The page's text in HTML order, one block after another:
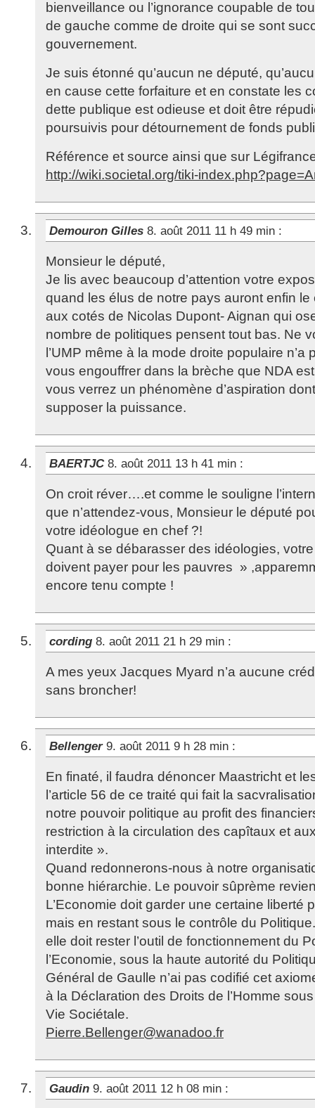
bienveillance ou l’ignorance coupable de
de gauche comme de droite qui se sont
gouvernement.
Je suis étonné qu’aucun ne député,
en cause cette forfaiture et en constate les
dette publique est odieuse et doit être
poursuivis pour détournement de fonds
Référence et source ainsi que sur
http://wiki.societal.org/tiki-
Demouron Gilles 8. août 2011 11 h 49 min :
Monsieur le député,
Je lis avec beaucoup d’attention votre
quand les élus de notre pays auront enfin
aux cotés de Nicolas Dupont- Aignan qui
nombre de politiques pensent tout bas. Ne
l’UMP même à la mode droite populaire
vous engouffrer dans la brèche que NDA
vous verrez un phénomène d’aspiration
supposer la puissance.
BAERTJC 8. août 2011 13 h 41 min :
On croit réver….et comme le souligne
que n’attendez-vous, Monsieur le député
votre idéologue en chef ?!
Quant à se débarasser des idéologies,
doivent payer pour les pauvres »
encore tenu compte !
cording 8. août 2011 21 h 29 min :
A mes yeux Jacques Myard n’a aucune
sans broncher!
Bellenger 9. août 2011 9 h 28 min :
En finaté, il faudra dénoncer Maastricht et
l’article 56 de ce traité qui fait la
notre pouvoir politique au profit des
restriction à la circulation des capîtaux et
interdite ».
Quand redonnerons-nous à notre
bonne hiérarchie. Le pouvoir sûprème
L’Economie doit garder une certaine liberté
mais en restant sous le contrôle du
elle doit rester l’outil de fonctionnement du
l’Economie, sous la haute autorité du
Général de Gaulle n’ai pas codifié cet
à la Déclaration des Droits de l’Homme
Vie Sociétale.
Pierre.Bellenger@wanadoo.fr
Gaudin 9. août 2011 12 h 08 min :